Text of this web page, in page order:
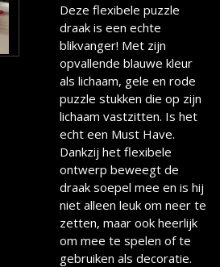
Deze flexibele puzzle
draak is een echte
blikvanger! Met zijn
opvallende blauwe kleur
als lichaam, gele en rode
puzzle stukken die op zijn
lichaam vastzitten. Is het
echt een Must Have.
Dankzij het flexibele
ontwerp beweegt de
draak soepel mee en is hij
niet alleen leuk om neer te
zetten, maar ook heerlijk
om mee te spelen of te
gebruiken als decoratie.